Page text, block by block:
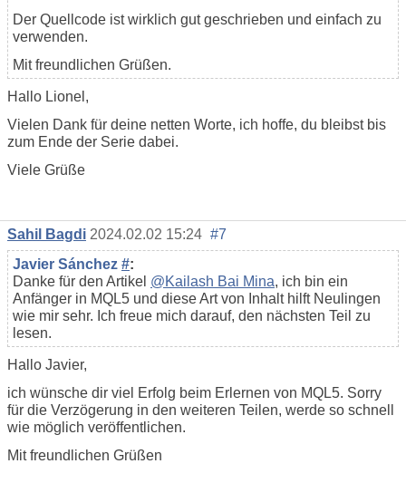
Der Quellcode ist wirklich gut geschrieben und einfach zu
verwenden.
Mit freundlichen Grüßen.
Hallo Lionel,
Vielen Dank für deine netten Worte, ich hoffe, du bleibst bis
zum Ende der Serie dabei.
Viele Grüße
Sahil Bagdi 2024.02.02 15:24 #7
Javier Sánchez #:
Danke für den Artikel @Kailash Bai Mina, ich bin ein
Anfänger in MQL5 und diese Art von Inhalt hilft Neulingen
wie mir sehr. Ich freue mich darauf, den nächsten Teil zu
lesen.
Hallo Javier,
ich wünsche dir viel Erfolg beim Erlernen von MQL5. Sorry
für die Verzögerung in den weiteren Teilen, werde so schnell
wie möglich veröffentlichen.
Mit freundlichen Grüßen